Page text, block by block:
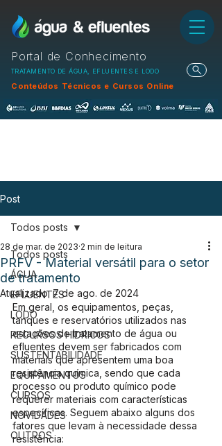
Portal de Conhecimento
TRATAMENTO DE ÁGUA, EFLUENTES E LODO
Conteúdos Técnicos e Cursos Online
Post
Todos posts
ÁGUA
EFLUENTES
LODO
RECURSOS HÍDRICOS
SUSTENTABILIDADE
EQUIPAMENTOS
CURSOS
NOVIDADES
OUTROS
Todos posts
PRFV - Material versátil para o setor
de tratamento
28 de mar. de 2023 2 min de leitura
Atualizado:7 de ago. de 2024
Em geral, os equipamentos, peças,
tanques e reservatórios utilizados nas
estações de tratamento de água ou
efluentes devem ser fabricados com
materiais que apresentem uma boa
resistência química, sendo que cada
processo ou produto químico pode
requerer materiais com características
específicas. Seguem abaixo alguns dos
fatores que levam à necessidade dessa
resistência: